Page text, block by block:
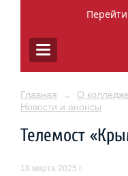
Главная → О
Новости и анонсы
Телемост
18 марта 2025 г.